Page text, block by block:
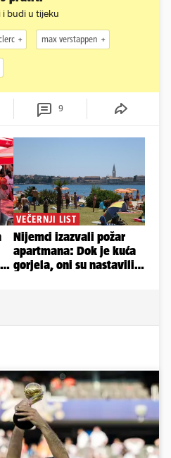
i budi u tijeku
max verstappen
9